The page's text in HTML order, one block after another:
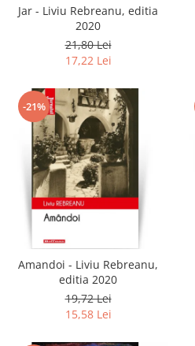
Jar - Liviu Rebreanu, editia
2020
21,80 Lei
17,22 Lei
-21%
Amandoi - Liviu Rebreanu,
editia 2020
19,72 Lei
15,58 Lei